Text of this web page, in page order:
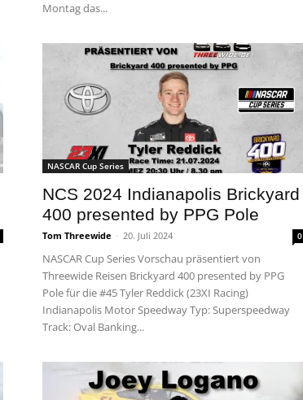
Montag das...
NASCAR Cup Series
NCS 2024 Indianapolis Brickyard
400 presented by PPG Pole
Tom Threewide - 20. Juli 2024 0
NASCAR Cup Series Vorschau präsentiert von
Threewide Reisen Brickyard 400 presented by PPG
Pole für die #45 Tyler Reddick (23XI Racing)
Indianapolis Motor Speedway Typ: Superspeedway
Track: Oval Banking...